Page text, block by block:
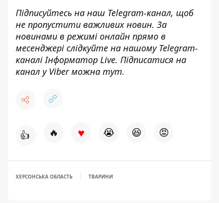
Підписуйтесь на наш Telegram-канал, щоб
не пропустити важливих новин. За
новинами в режимі онлайн прямо в
месенджері слідкуйте на нашому Telegram-
каналіІнформатор Live. Підписатися на
канал у Viber можна тут.
👍 🔥 ♥ 😭 😆 😡
ХЕРСОНСЬКА ОБЛАСТЬ ТВАРИНИ